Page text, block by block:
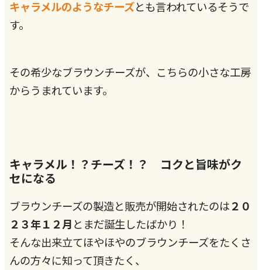
キャラメルのようなチーズとも言われているそうで
す。
その希少なブラウンチーズが、こちらの小さな工房
からうまれています。
キャラメル！？チーズ！？ コクと旨味がク
セになる
ブラウンチーズの製造と販売が開始されたのは２０
２３年１２月とまだ誕生したばかり！
そんな出来立てほやほやのブラウンチーズをたくさ
んの方々に知って頂きたく、